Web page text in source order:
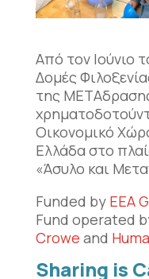
Από τον Ιούνιο
Δομές
της
Οικονομικό
Ελλάδα στο
«Άσυλο και
Funded by EEA
Fund operated
Crowe and